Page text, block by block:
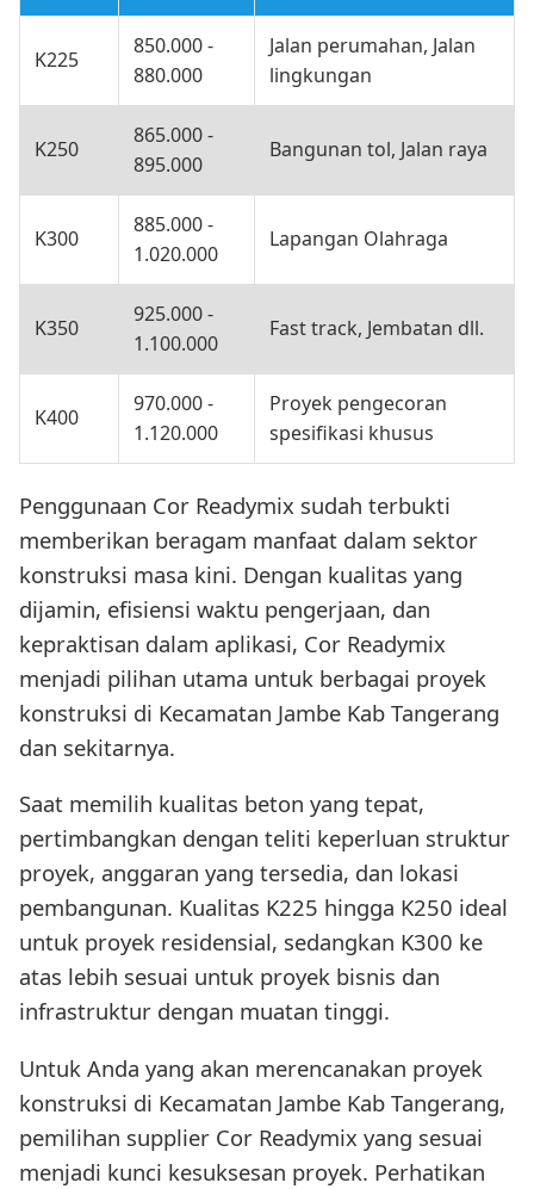
K225
850.000 -
880.000
Jalan perumahan, Jalan
lingkungan
K250
865.000 -
895.000
Bangunan tol, Jalan raya
K300
885.000 -
1.020.000
Lapangan Olahraga
K350
925.000 -
1.100.000
Fast track, Jembatan dll.
K400
970.000 -
1.120.000
Proyek pengecoran
spesifikasi khusus
Penggunaan Cor Readymix sudah terbukti
memberikan beragam manfaat dalam sektor
konstruksi masa kini. Dengan kualitas yang
dijamin, efisiensi waktu pengerjaan, dan
kepraktisan dalam aplikasi, Cor Readymix
menjadi pilihan utama untuk berbagai proyek
konstruksi di Kecamatan Jambe Kab Tangerang
dan sekitarnya.
Saat memilih kualitas beton yang tepat,
pertimbangkan dengan teliti keperluan struktur
proyek, anggaran yang tersedia, dan lokasi
pembangunan. Kualitas K225 hingga K250 ideal
untuk proyek residensial, sedangkan K300 ke
atas lebih sesuai untuk proyek bisnis dan
infrastruktur dengan muatan tinggi.
Untuk Anda yang akan merencanakan proyek
konstruksi di Kecamatan Jambe Kab Tangerang,
pemilihan supplier Cor Readymix yang sesuai
menjadi kunci kesuksesan proyek. Perhatikan